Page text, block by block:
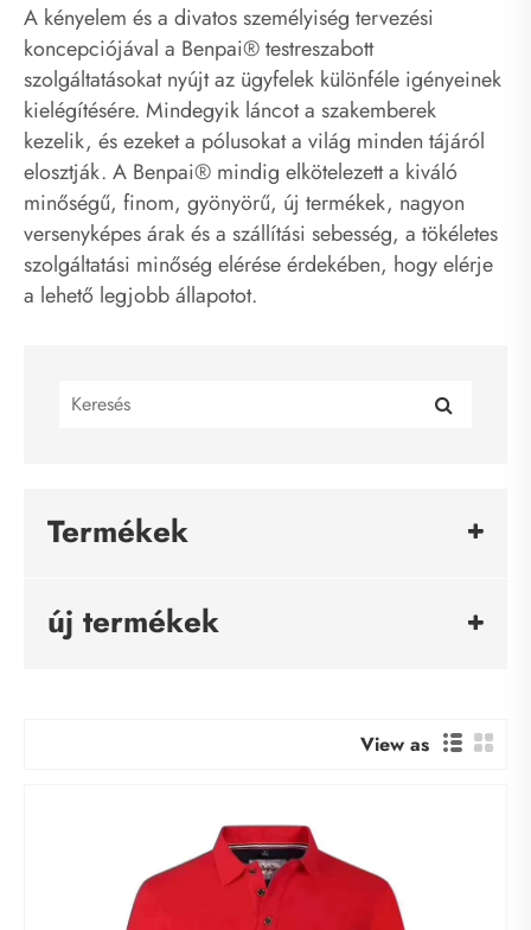
A kényelem és a divatos személyiség tervezési
koncepciójával a Benpai® testreszabott
szolgáltatásokat nyújt az ügyfelek különféle igényeinek
kielégítésére. Mindegyik láncot a szakemberek
kezelik, és ezeket a pólusokat a világ minden tájáról
elosztják. A Benpai® mindig elkötelezett a kiváló
minőségű, finom, gyönyörű, új termékek, nagyon
versenyképes árak és a szállítási sebesség, a tökéletes
szolgáltatási minőség elérése érdekében, hogy elérje
a lehető legjobb állapotot.
Termékek
új termékek
View as